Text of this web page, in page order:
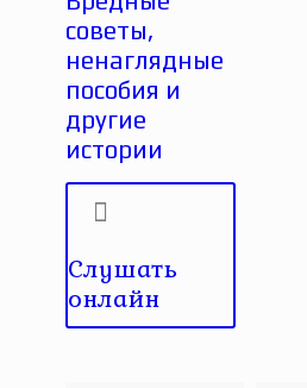
советы,
ненаглядные
пособия и
другие
истории
Слушать
онлайн